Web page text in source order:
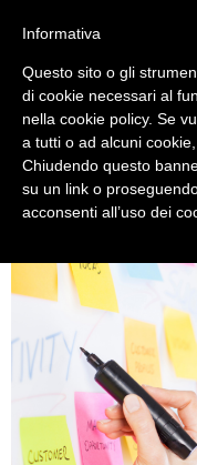
Autore:
Come
in ufficio
Informativa
Questo sito o gli
di cookie necessari al
nella cookie policy. Se
a tutti o ad alcuni
Chiudendo questo
su un link o
acconsenti all’uso dei